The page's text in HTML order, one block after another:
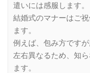
遣いには感服します。
結婚式のマナーはご
ます。
例えば、包み方です
左右異なるため、知
ます。